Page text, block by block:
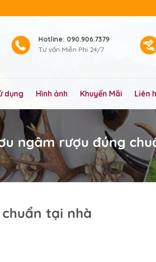
Hotline: 090.906.7379
Tư vấn Miễn Phí 24/7
dụng Hình ảnh Khuyến Mãi Liên
ngâm rượu đúng
tại nhà